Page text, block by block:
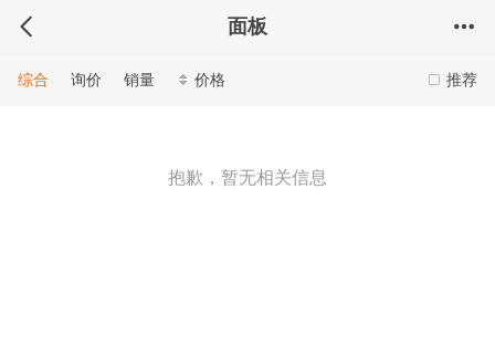
面板
推荐
综合 询价 销量 价格
抱歉，暂无相关信息